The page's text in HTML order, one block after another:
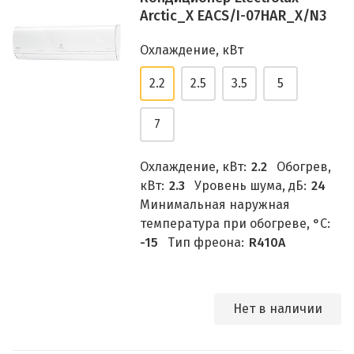
Arctic_X EACS/I-07HAR_X/N3
Охлаждение, кВт
2.2 2.5 3.5 5
7
Охлаждение, кВт: 2.2
Обогрев,
кВт: 2.3 Уровень шума, дБ: 24
Минимальная наружная
температура при обогреве, °C:
-15
Тип фреона: R410A
Нет в наличии